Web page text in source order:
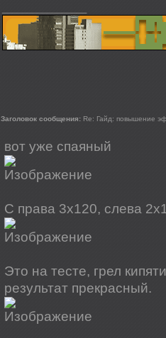
Заголовок сообщения: Re: Гайд: повышение
вот уже спаяный
С права 3х120, слева
Это на тесте, грел
результат прекрасный.